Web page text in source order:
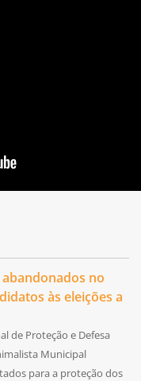
abandonados no
às eleições a
de Proteção e Defesa
Municipal
para a proteção dos